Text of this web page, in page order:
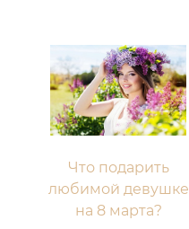
Что подарить
любимой девушке
на 8 марта?